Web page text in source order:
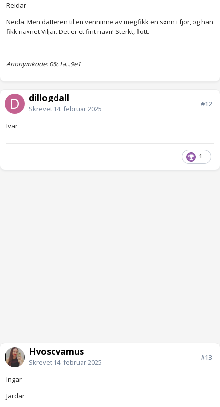
Reidar
Neida. Men datteren til en venninne av meg fikk en sønn i fjor, og han
fikk navnet Viljar. Det er et fint navn! Sterkt, flott.
Anonymkode: 05c1a...9e1
dillogdall
Skrevet 14. februar 2025
#12
Ivar
1
Hyoscyamus
Skrevet 14. februar 2025
#13
Ingar
Jardar